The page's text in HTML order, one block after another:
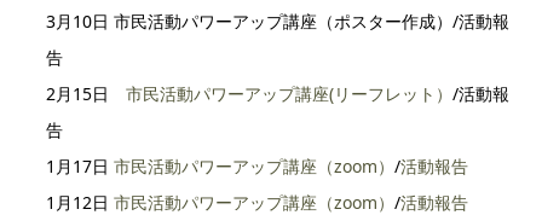
3月10日 市民活動パワーアップ講座（ポスター作成）/活動報
告
2月15日市民活動パワーアップ講座(リーフレット）/活動報
告
1月17日市民活動パワーアップ講座（zoom）/活動報告
1月12日市民活動パワーアップ講座（zoom）/活動報告